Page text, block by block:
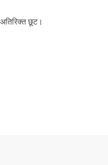
छूट।